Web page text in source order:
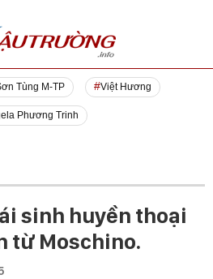
Tùng M-TP Việt Hương
Phương Trinh
sinh huyền thoại
từ Moschino.